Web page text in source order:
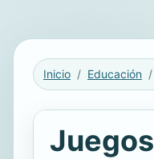
Inicio Educación